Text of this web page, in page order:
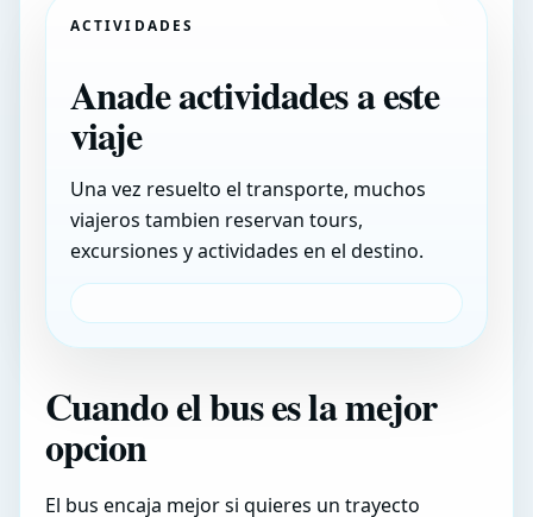
ACTIVIDADES
Anade actividades a este
viaje
Una vez resuelto el transporte, muchos
viajeros tambien reservan tours,
excursiones y actividades en el destino.
Cuando el bus es la mejor
opcion
El bus encaja mejor si quieres un trayecto